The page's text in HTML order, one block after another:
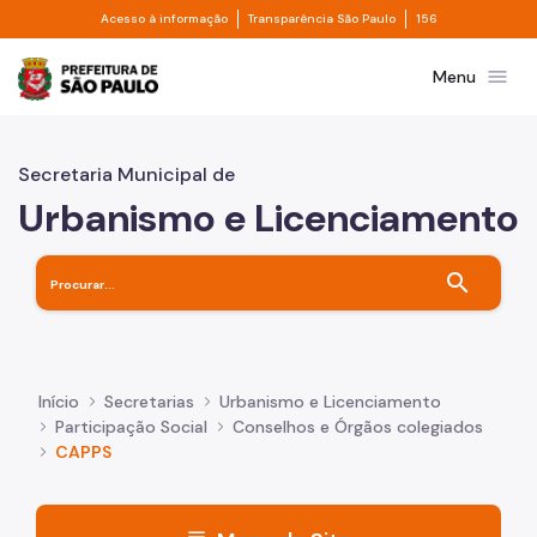
Pular para o Conteúdo principal
Acesso à informação Divisor de acesso à informação
Transparência São Paulo Divisor de
156
Prefeitura de São PauloMenu menu
Secretaria Municipal de
Urbanismo e Licenciamento
search
Início Secretarias
Urbanismo e Licenciamento
Participação Social
Conselhos e Órgãos colegiados
CAPPS